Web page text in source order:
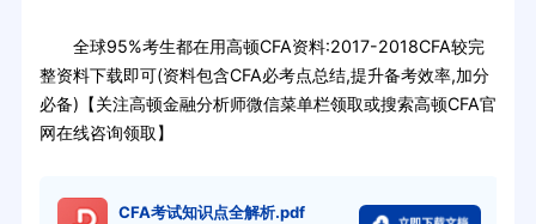
全球95%考生都在用高顿CFA资料:2017-2018CFA较完
整资料下载即可(资料包含CFA必考点总结,提升备考效率,加分
必备)【关注高顿金融分析师微信菜单栏领取或搜索高顿CFA官
网在线咨询领取】
CFA考试知识点全解析.pdf